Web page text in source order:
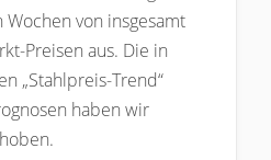
von insgesamt
Preisen aus. Die in
„Stahlpreis-Trend“
haben wir